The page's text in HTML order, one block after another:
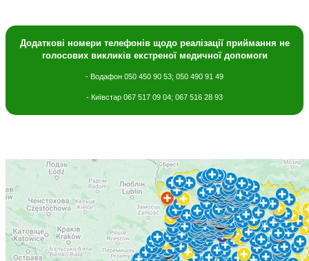
Додаткові номери телефонів щодо реалізації приймання не
голосових викликів екстреної медичної допомоги
- Водафон 050 450 90 53; 050 490 91 49
- Київстар 067 517 09 04; 067 516 28 93